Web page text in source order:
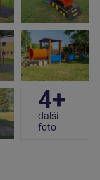
4+
další
foto